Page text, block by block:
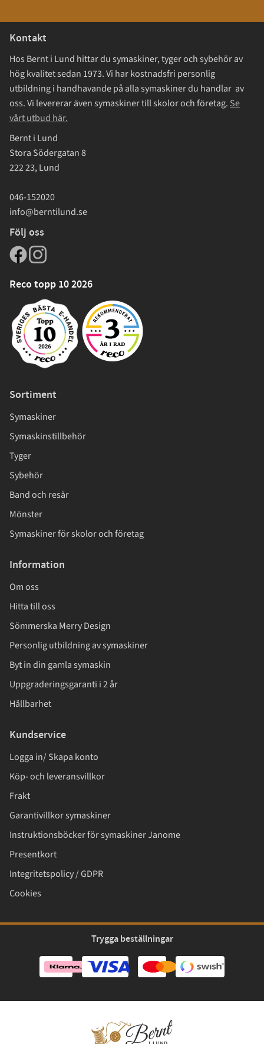
Kontakt
Hos Bernt i Lund hittar du symaskiner, tyger och sybehör av
hög kvalitet sedan 1973. Vi har kostnadsfri personlig
utbildning i handhavande på alla symaskiner du handlar av
oss. Vi levererar även symaskiner till skolor och företag. Se
vårt utbud här.
Bernt i Lund
Stora Södergatan 8
222 23, Lund
046-152020
info@berntilund.se
Följ oss
Reco topp 10 2026
Sortiment
Symaskiner
Symaskinstillbehör
Tyger
Sybehör
Band och resår
Mönster
Symaskiner för skolor och företag
Information
Om oss
Hitta till oss
Sömmerska Merry Design
Personlig utbildning av symaskiner
Byt in din gamla symaskin
Uppgraderingsgaranti i 2 år
Hållbarhet
Kundservice
Logga in/ Skapa konto
Köp- och leveransvillkor
Frakt
Garantivillkor symaskiner
Instruktionsböcker för symaskiner Janome
Presentkort
Integritetspolicy / GDPR
Cookies
Trygga beställningar